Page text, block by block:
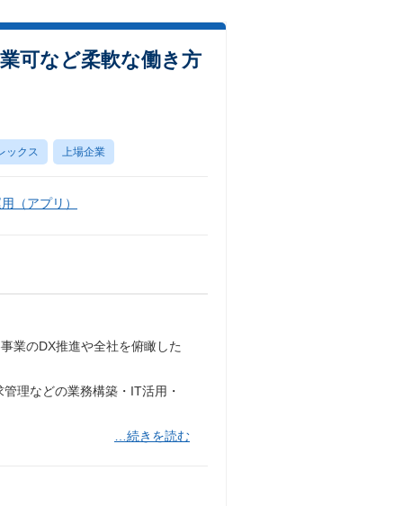
可など柔軟な働き方
ックス 上場企業
（アプリ）
業のDX推進や全社を俯瞰した
理などの業務構築・IT活用・
…続きを読む